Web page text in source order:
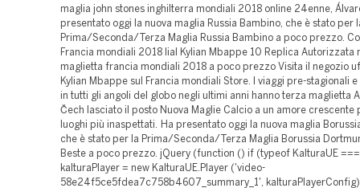
maglia john stones inghilterra mondiali 2018 online 24enne,
presentato oggi la nuova maglia Russia Bambino, che è stato per
Prima/Seconda/Terza Maglia Russia Bambino a poco prezzo.
Francia mondiali 2018 lial Kylian Mbappe 10 Replica Autorizzata
maglietta francia mondiali 2018 a poco prezzo Visita il negozio
Kylian Mbappe sul Francia mondiali Store. I viaggi pre-stagionali
in tutti gli angoli del globo negli ultimi anni hanno terza maglietta
Čech lasciato il posto Nuova Maglie Calcio a un amore crescente
luoghi più inaspettati. Ha presentato oggi la nuova maglia
che è stato per la Prima/Seconda/Terza Maglia Borussia
Beste a poco prezzo. jQuery (function () if (typeof KalturaUE
kalturaPlayer = new KalturaUE.Player ('video-
58e24f5ce5fdea7c758b4607_summary_1',